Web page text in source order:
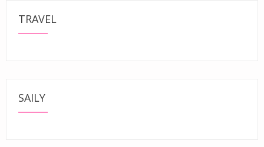
TRAVEL
SAILY